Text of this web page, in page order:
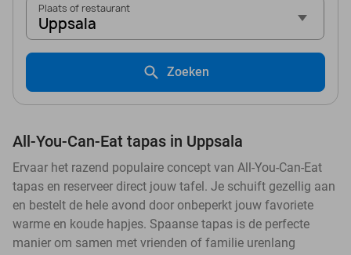
Plaats of restaurant
Uppsala
Zoeken
All-You-Can-Eat tapas in Uppsala
Ervaar het razend populaire concept van All-You-Can-Eat
tapas en reserveer direct jouw tafel. Je schuift gezellig aan
en bestelt de hele avond door onbeperkt jouw favoriete
warme en koude hapjes. Spaanse tapas is de perfecte
manier om samen met vrienden of familie urenlang